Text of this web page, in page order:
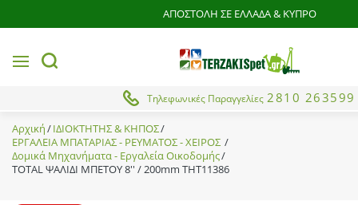
ΑΠΟΣΤΟΛΗ ΣΕ ΕΛΛΑΔΑ & ΚΥΠΡΟ
Τηλεφωνικές Παραγγελίες 2810 263599
MENUbutton.search
Αρχική
ΙΔΙΟΚΤΗΤΗΣ & ΚΗΠΟΣ
ΕΡΓΑΛΕΙΑ ΜΠΑΤΑΡΙΑΣ - ΡΕΥΜΑΤΟΣ - ΧΕΙΡΟΣ
Δομικά Μηχανήματα - Εργαλεία Οικοδομής
TOTAL ΨΑΛΙΔΙ ΜΠΕΤΟΥ 8'' / 200mm THT11386